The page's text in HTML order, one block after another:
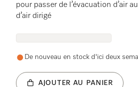
pour passer de l’évacuation d’air
d’air dirigé
De nouveau en stock d'ici deux
AJOUTER AU PANIER